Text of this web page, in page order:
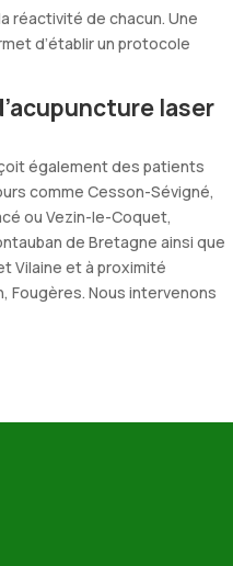
réactivité de chacun. Une
d’établir un protocole
laser
également des patients
comme Cesson-Sévigné,
ou Vezin-le-Coquet,
de Bretagne ainsi que
Vilaine et à proximité
Fougères. Nous intervenons